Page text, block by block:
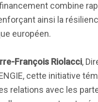
combine
ainsi la
européen.
François Riolacci,
cette initiative
relations avec les